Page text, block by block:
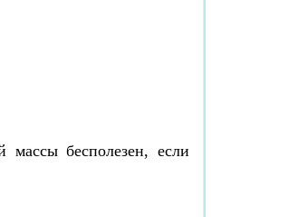
бесполезен, если